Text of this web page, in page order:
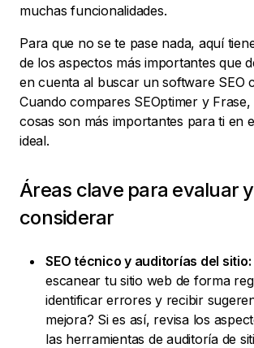
muchas funcionalidades.
Para que no se te pase nada, aquí
de los aspectos más importantes que
en cuenta al buscar un software SEO
Cuando compares SEOptimer y
cosas son más importantes para ti en
ideal.
Áreas clave para evaluar y
considerar
SEO técnico y auditorías del sitio:
escanear tu sitio web de forma
identificar errores y recibir
mejora? Si es así, revisa los
las herramientas de auditoría de